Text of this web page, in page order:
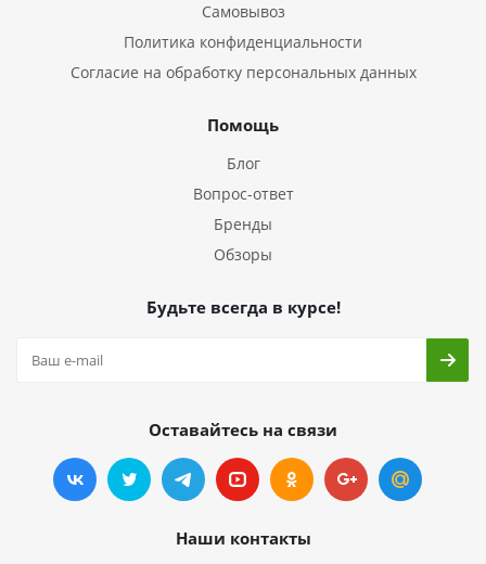
Самовывоз
Политика конфиденциальности
Согласие на обработку персональных данных
Помощь
Блог
Вопрос-ответ
Бренды
Обзоры
Будьте всегда в курсе!
Оставайтесь на связи
Наши контакты